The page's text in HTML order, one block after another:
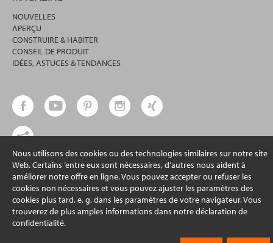
Nous utilisons des cookies ou des technologies similaires sur notre site
Web. Certains ’entre eux sont nécessaires, d’autres nous aident à
améliorer notre offre en ligne. Vous pouvez accepter ou refuser les
cookies non nécessaires et vous pouvez ajuster les paramètres des
cookies plus tard. e. g. dans les paramètres de votre navigateur. Vous
trouverez de plus amples informations dans notre déclaration de
confidentialité.
NOUVELLES
APERÇU
CONSTRUIRE & HABITER
CONSEIL DE PRODUIT
IDÉES, ASTUCES & TENDANCES
© 2026 erfal GmbH & Co. KG